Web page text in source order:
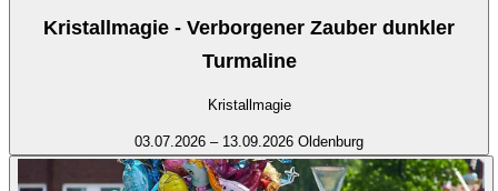
Kristallmagie - Verborgener Zauber dunkler
Turmaline
Kristallmagie
03.07.2026 – 13.09.2026 Oldenburg